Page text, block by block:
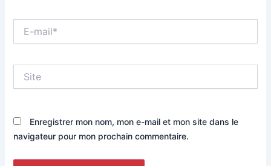
mail*
Enregistrer mon nom, mon e-mail et mon site dans le
navigateur pour mon prochain commentaire.